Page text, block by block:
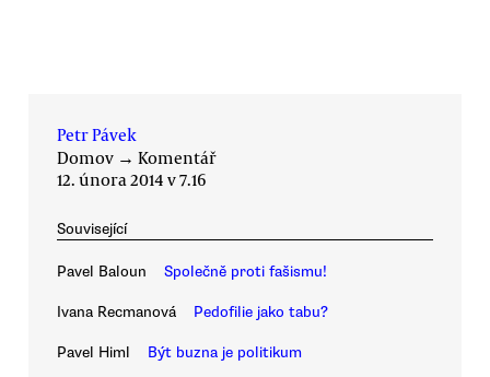
Petr Pávek
Domov → Komentář
12. února 2014 v 7.16
Související
Pavel Baloun Společně proti fašismu!
Ivana Recmanová Pedofilie jako tabu?
Pavel Himl Být buzna je politikum